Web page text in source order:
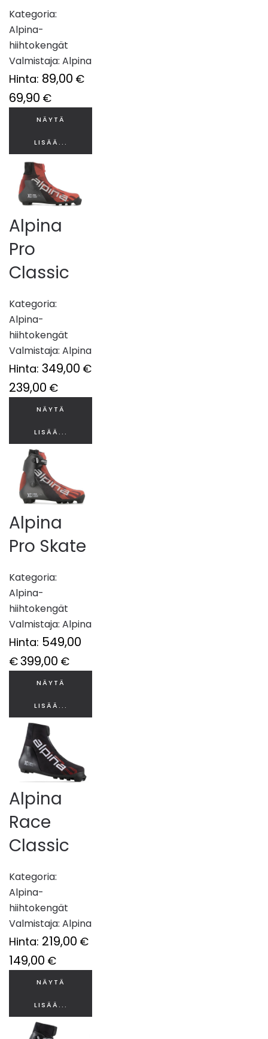
Kategoria:
Alpina-
hiihtokengät
Valmistaja: Alpina
Hinta: 89,00 €
69,90 €
NÄYTÄ
LISÄÄ...
Alpina
Pro
Classic
Kategoria:
Alpina-
hiihtokengät
Valmistaja: Alpina
Hinta: 349,00 €
239,00 €
NÄYTÄ
LISÄÄ...
Alpina
Pro Skate
Kategoria:
Alpina-
hiihtokengät
Valmistaja: Alpina
Hinta: 549,00
€399,00 €
NÄYTÄ
LISÄÄ...
Alpina
Race
Classic
Kategoria:
Alpina-
hiihtokengät
Valmistaja: Alpina
Hinta: 219,00 €
149,00 €
NÄYTÄ
LISÄÄ...